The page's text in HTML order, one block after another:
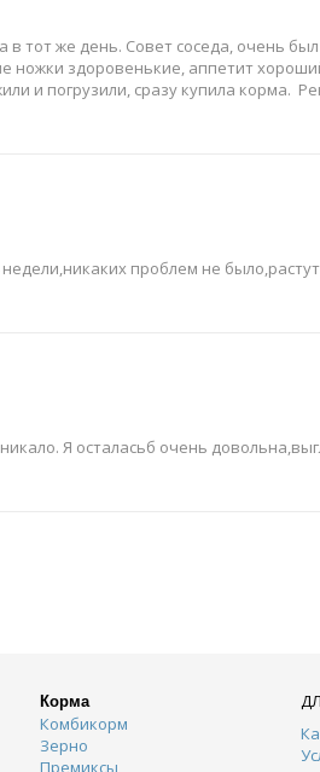
в тот же день. Совет соседа, очень
ножки здоровенькие, аппетит
и погрузили, сразу купила корма.
проблем не
Я осталасьб очень
Корма
Комбикорм
Зерно
Премиксы